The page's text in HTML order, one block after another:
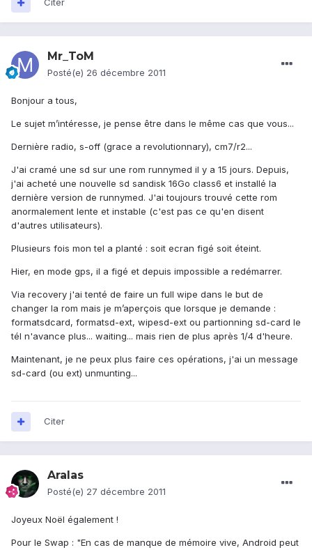
Citer
Mr_ToM
Posté(e) 26 décembre 2011
Bonjour a tous,
Le sujet m’intéresse, je pense être dans le même cas que vous...
Dernière radio, s-off (grace a revolutionnary), cm7/r2...
J'ai cramé une sd sur une rom runnymed il y a 15 jours. Depuis,
j'ai acheté une nouvelle sd sandisk 16Go class6 et installé la
dernière version de runnymed. J'ai toujours trouvé cette rom
anormalement lente et instable (c'est pas ce qu'en disent
d'autres utilisateurs).
Plusieurs fois mon tel a planté : soit ecran figé soit éteint.
Hier, en mode gps, il a figé et depuis impossible a redémarrer.
Via recovery j'ai tenté de faire un full wipe dans le but de
changer la rom mais je m’aperçois que lorsque je demande :
formatsdcard, formatsd-ext, wipesd-ext ou partionning sd-card le
tél n'avance plus... waiting... mais rien de plus après 1/4 d'heure.
Maintenant, je ne peux plus faire ces opérations, j'ai un message
sd-card (ou ext) unmunting...
Citer
Aralas
Posté(e) 27 décembre 2011
Joyeux Noël également !
Pour le Swap : "En cas de manque de mémoire vive, Android peut